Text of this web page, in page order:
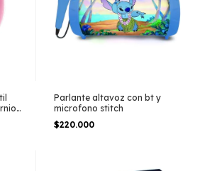
Parlante altavoz con bt y
microfono stitch
$220.000